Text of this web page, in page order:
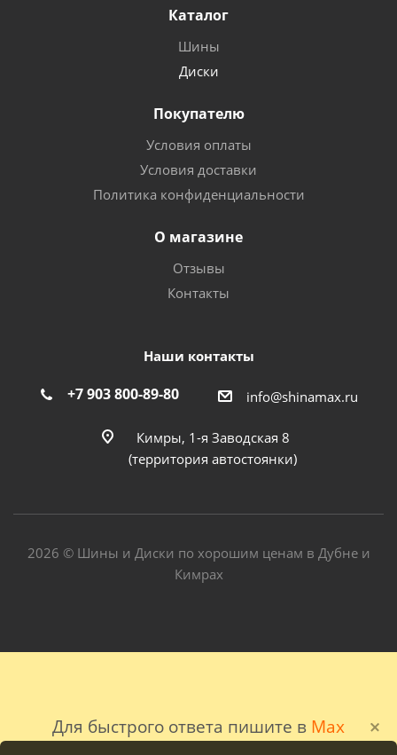
Для быстрого ответа пишите в Max
Каталог
Шины
Диски
Покупателю
Условия оплаты
Условия доставки
Политика конфиденциальности
О магазине
Отзывы
Контакты
Наши контакты
+7 903 800-89-80 info@shinamax.ru
Кимры, 1-я Заводская 8
(территория автостоянки)
2026 © Шины и Диски по хорошим ценам в Дубне и
Кимрах